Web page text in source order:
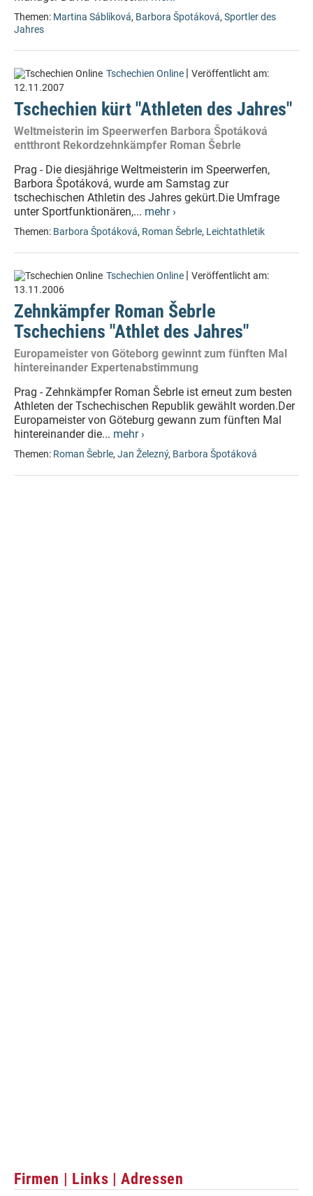
Themen: Martina Sáblíková, Barbora Špotáková, Sportler des
Jahres
Tschechien Online | Veröffentlicht am:
12.11.2007
Tschechien kürt "Athleten des Jahres"
Weltmeisterin im Speerwerfen Barbora Špotáková
entthront Rekordzehnkämpfer Roman Šebrle
Prag - Die diesjährige Weltmeisterin im Speerwerfen,
Barbora Špotáková, wurde am Samstag zur
tschechischen Athletin des Jahres gekürt.Die Umfrage
unter Sportfunktionären,... mehr ›
Themen: Barbora Špotáková, Roman Šebrle, Leichtathletik
Tschechien Online | Veröffentlicht am:
13.11.2006
Zehnkämpfer Roman Šebrle
Tschechiens "Athlet des Jahres"
Europameister von Göteborg gewinnt zum fünften Mal
hintereinander Expertenabstimmung
Prag - Zehnkämpfer Roman Šebrle ist erneut zum besten
Athleten der Tschechischen Republik gewählt worden.Der
Europameister von Göteburg gewann zum fünften Mal
hintereinander die... mehr ›
Themen: Roman Šebrle, Jan Železný, Barbora Špotáková
Firmen | Links | Adressen